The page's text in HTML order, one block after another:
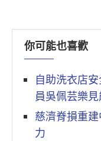
你可能也喜歡
自助洗衣店
員吳佩芸樂
慈濟脊損重
力